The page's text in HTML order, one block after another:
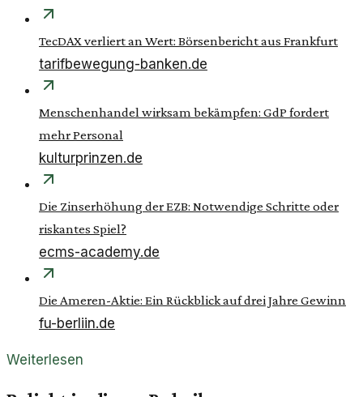
TecDAX verliert an Wert: Börsenbericht aus Frankfurt
tarifbewegung-banken.de
Menschenhandel wirksam bekämpfen: GdP fordert
mehr Personal
kulturprinzen.de
Die Zinserhöhung der EZB: Notwendige Schritte oder
riskantes Spiel?
ecms-academy.de
Die Ameren-Aktie: Ein Rückblick auf drei Jahre Gewinn
fu-berliin.de
Weiterlesen